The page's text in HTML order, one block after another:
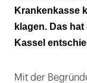
Krankenkasse
klagen. Das
Kassel
Mit der